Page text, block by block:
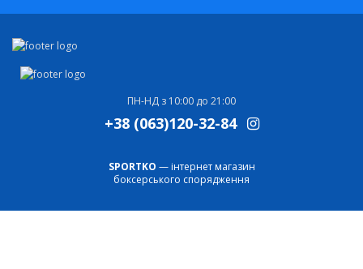
ПН-НД з 10:00 до 21:00
+38 (063)120-32-84
SPORTKO — інтернет магазин
боксерського спорядження